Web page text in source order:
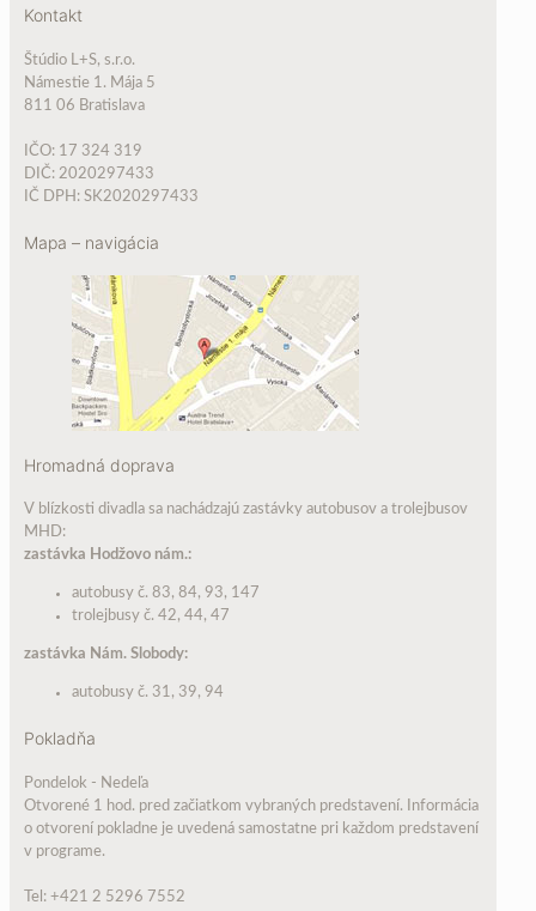
Kontakt
Štúdio L+S, s.r.o.
Námestie 1. Mája 5
811 06 Bratislava
IČO: 17 324 319
DIČ: 2020297433
IČ DPH: SK2020297433
Mapa – navigácia
Hromadná doprava
V blízkosti divadla sa nachádzajú zastávky autobusov a trolejbusov
MHD:
zastávka Hodžovo nám.:
autobusy č. 83, 84, 93, 147
trolejbusy č. 42, 44, 47
zastávka Nám. Slobody:
autobusy č. 31, 39, 94
Pokladňa
Pondelok - Nedeľa
Otvorené 1 hod. pred začiatkom vybraných predstavení. Informácia
o otvorení pokladne je uvedená samostatne pri každom predstavení
v programe.
Tel: +421 2 5296 7552